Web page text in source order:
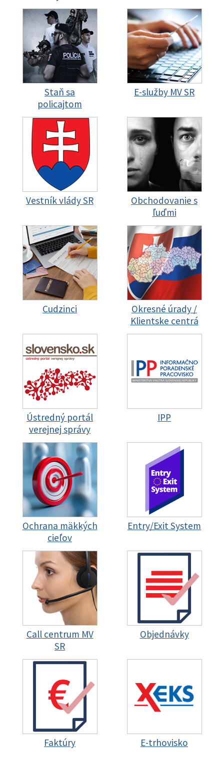
Staň sa
policajtom
E-služby MV SR
Vestník vlády SR
Obchodovanie s
ľuďmi
Cudzinci
Okresné úrady /
Klientske centrá
Ústredný portál
verejnej správy
IPP
Ochrana mäkkých
cieľov
Entry/Exit System
Call centrum MV
SR
Objednávky
Faktúry E-trhovisko